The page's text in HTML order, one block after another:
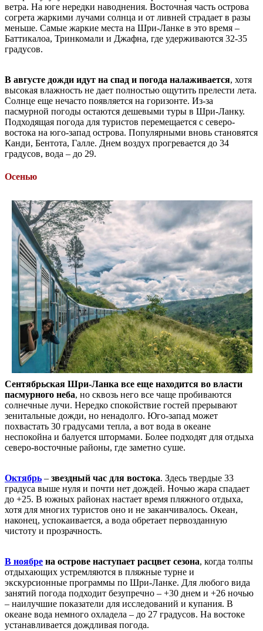
ветра. На юге нередки наводнения. Восточная часть острова
согрета жаркими лучами солнца и от ливней страдает в разы
меньше. Самые жаркие места на Шри-Ланке в это время –
Баттикалоа, Тринкомали и Джафна, где удерживаются 32-35
градусов.
В августе дожди идут на спад и погода налаживается, хотя
высокая влажность не дает полностью ощутить прелести лета.
Солнце еще нечасто появляется на горизонте. Из-за
пасмурной погоды остаются дешевыми туры в Шри-Ланку.
Подходящая погода для туристов перемещается с северо-
востока на юго-запад острова. Популярными вновь становятся
Канди, Бентота, Галле. Днем воздух прогревается до 34
градусов, вода – до 29.
Осенью
Сентябрьская Шри-Ланка все еще находится во власти
пасмурного неба, но сквозь него все чаще пробиваются
солнечные лучи. Нередко спокойствие гостей прерывают
зенитальные дожди, но ненадолго. Юго-запад может
похвастать 30 градусами тепла, а вот вода в океане
неспокойна и балуется штормами. Более подходят для отдыха
северо-восточные районы, где заметно суше.
Октябрь – звездный час для востока. Здесь твердые 33
градуса выше нуля и почти нет дождей. Ночью жара спадает
до +25. В южных районах настает время пляжного отдыха,
хотя для многих туристов оно и не заканчивалось. Океан,
наконец, успокаивается, а вода обретает первозданную
чистоту и прозрачность.
В ноябре на острове наступает расцвет сезона, когда толпы
отдыхающих устремляются в пляжные турне и
экскурсионные программы по Шри-Ланке. Для любого вида
занятий погода подходит безупречно – +30 днем и +26 ночью
– наилучшие показатели для исследований и купания. В
океане вода немного охладела – до 27 градусов. На востоке
устанавливается дождливая погода.